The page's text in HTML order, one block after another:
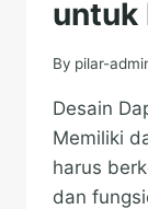
untuk
By pilar-
Desain
Memiliki
harus
dan